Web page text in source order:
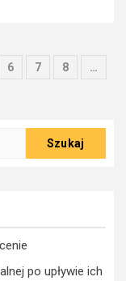
6 7 8
…
po upływie ich